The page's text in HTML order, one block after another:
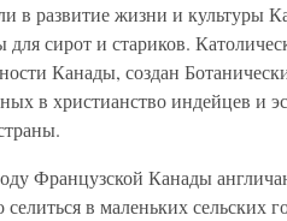
в развитие жизни и
сирот и стариков.
Канады, создан
в христианство индейцев и
Французской Канады
в маленьких сельских